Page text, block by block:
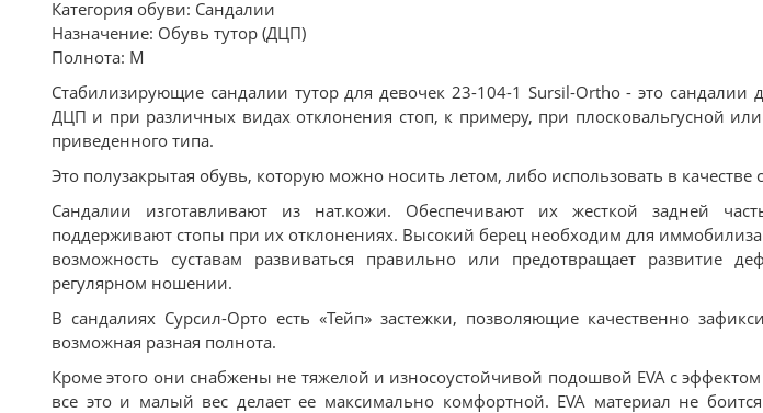
Категория обуви: Сандалии
Назначение: Обувь тутор (ДЦП)
Полнота: M
Стабилизирующие сандалии тутор для девочек 23-104-1 Sursil-Ortho - это
ДЦП и при различных видах отклонения стоп, к примеру, при плосковальгусной или
приведенного типа.
Это полузакрытая обувь, которую можно носить летом, либо использовать в качестве
Сандалии изготавливают из нат.кожи. Обеспечивают их жесткой задней
поддерживают стопы при их отклонениях. Высокий берец необходим для
возможность суставам развиваться правильно или предотвращает развитие
регулярном ношении.
В сандалиях Сурсил-Орто есть «Тейп» застежки, позволяющие качественно
возможная разная полнота.
Кроме этого они снабжены не тяжелой и износоустойчивой подошвой EVA с
все это и малый вес делает ее максимально комфортной. EVA материал не